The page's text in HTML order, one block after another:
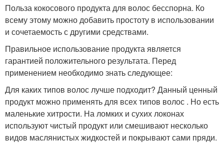
Польза кокосового продукта для волос бесспорна. Ко
всему этому можно добавить простоту в использовании
и сочетаемость с другими средствами.
Правильное использование продукта является
гарантией положительного результата. Перед
применением необходимо знать следующее:
Для каких типов волос лучше подходит? Данный ценный
продукт можно применять для всех типов волос . Но есть
маленькие хитрости. На ломких и сухих локонах
используют чистый продукт или смешивают несколько
видов маслянистых жидкостей и покрывают сами пряди.